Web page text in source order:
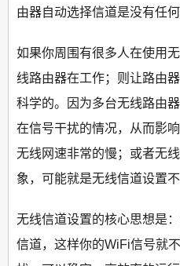
由器自动选择信道是没有任何
如果你周围有很多人在使用
线路由器在工作；则让路由
科学的。因为多台无线路由
在信号干扰的情况，从而影
无线网速非常的慢；或者无
象，可能就是无线信道设置不
无线信道设置的核心思想是
信道，这样你的WiFi信号就